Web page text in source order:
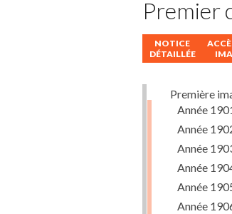
Premier
NOTICE
DÉTAILLÉE
Première
Année
Année
Année
Année
Année
Année